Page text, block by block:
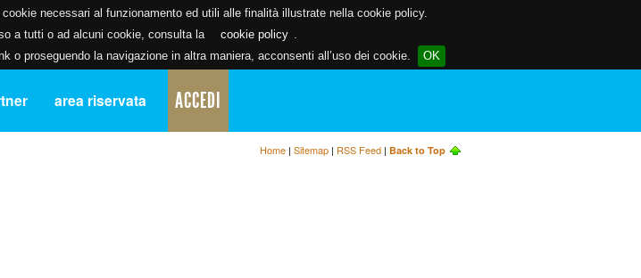
necessari al funzionamento ed utili alle finalità illustrate nella cookie policy.
a tutti o ad alcuni cookie, consulta la
cookie policy .
o proseguendo la navigazione in altra maniera, acconsenti all’uso dei cookie.
OK
area riservata ACCEDI
Home | Sitemap | RSS Feed | Back to Top